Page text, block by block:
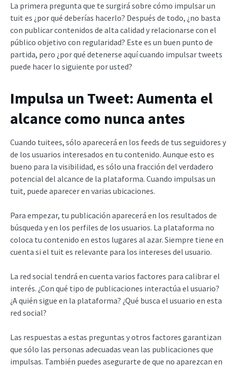
La primera pregunta que te surgirá sobre cómo impulsar un
tuit es ¿por qué deberías hacerlo? Después de todo, ¿no basta
con publicar contenidos de alta calidad y relacionarse con el
público objetivo con regularidad? Este es un buen punto de
partida, pero ¿por qué detenerse aquí cuando impulsar tweets
puede hacer lo siguiente por usted?
Impulsa un Tweet: Aumenta el
alcance como nunca antes
Cuando tuitees, sólo aparecerá en los feeds de tus seguidores y
de los usuarios interesados en tu contenido. Aunque esto es
bueno para la visibilidad, es sólo una fracción del verdadero
potencial del alcance de la plataforma. Cuando impulsas un
tuit, puede aparecer en varias ubicaciones.
Para empezar, tu publicación aparecerá en los resultados de
búsqueda y en los perfiles de los usuarios. La plataforma no
coloca tu contenido en estos lugares al azar. Siempre tiene en
cuenta si el tuit es relevante para los intereses del usuario.
La red social tendrá en cuenta varios factores para calibrar el
interés. ¿Con qué tipo de publicaciones interactúa el usuario?
¿A quién sigue en la plataforma? ¿Qué busca el usuario en esta
red social?
Las respuestas a estas preguntas y otros factores garantizan
que sólo las personas adecuadas vean las publicaciones que
impulsas. También puedes asegurarte de que no aparezcan en